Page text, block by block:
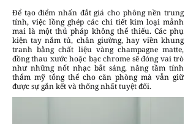
Để tạo điểm nhấn đắt giá cho phông nền trung
tính, việc lồng ghép các chi tiết kim loại mảnh
mai là một thủ pháp không thể thiếu. Các phụ
kiện tay nắm tủ, chân giường, hay viền khung
tranh bằng chất liệu vàng champagne matte,
đồng thau xước hoặc bạc chrome sẽ đóng vai trò
như những nốt nhạc bắt sáng, nâng tầm tính
thẩm mỹ tổng thể cho căn phòng mà vẫn giữ
được sự gắn kết và thống nhất tuyệt đối.